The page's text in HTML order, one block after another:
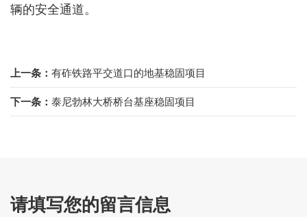
辆的安全通道。
上一条： 有砟铁路平交道口的地基稳固项目
下一条： 泰尼勃林大桥桥台基座稳固项目
请填写您的留言信息